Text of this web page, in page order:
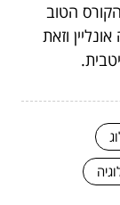
הטוב
וזאת